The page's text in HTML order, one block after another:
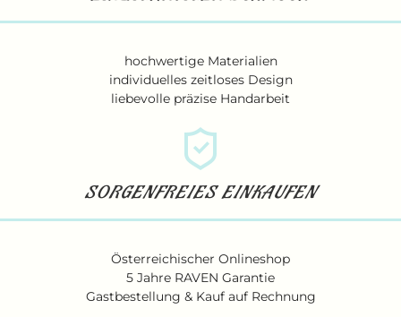
hochwertige Materialien
individuelles zeitloses Design
liebevolle präzise Handarbeit
SORGENFREIES EINKAUFEN
Österreichischer Onlineshop
5 Jahre RAVEN Garantie
Gastbestellung & Kauf auf Rechnung